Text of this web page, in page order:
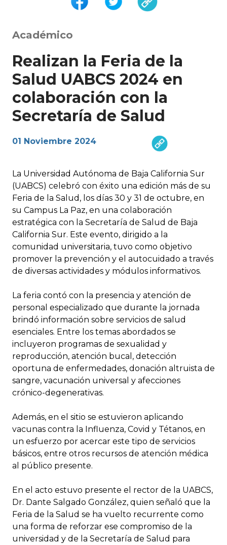
Académico
Realizan la Feria de la
Salud UABCS 2024 en
colaboración con la
Secretaría de Salud
01 Noviembre 2024
La Universidad Autónoma de Baja California Sur
(UABCS) celebró con éxito una edición más de su
Feria de la Salud, los días 30 y 31 de octubre, en
su Campus La Paz, en una colaboración
estratégica con la Secretaría de Salud de Baja
California Sur. Este evento, dirigido a la
comunidad universitaria, tuvo como objetivo
promover la prevención y el autocuidado a través
de diversas actividades y módulos informativos.
La feria contó con la presencia y atención de
personal especializado que durante la jornada
brindó información sobre servicios de salud
esenciales. Entre los temas abordados se
incluyeron programas de sexualidad y
reproducción, atención bucal, detección
oportuna de enfermedades, donación altruista de
sangre, vacunación universal y afecciones
crónico-degenerativas.
Además, en el sitio se estuvieron aplicando
vacunas contra la Influenza, Covid y Tétanos, en
un esfuerzo por acercar este tipo de servicios
básicos, entre otros recursos de atención médica
al público presente.
En el acto estuvo presente el rector de la UABCS,
Dr. Dante Salgado González, quien señaló que la
Feria de la Salud se ha vuelto recurrente como
una forma de reforzar ese compromiso de la
universidad y de la Secretaría de Salud para